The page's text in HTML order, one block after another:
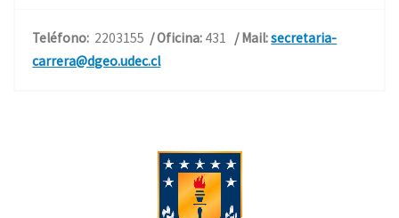
Teléfono: 2203155 / Oficina: 431 / Mail:secretaria-
carrera@dgeo.udec.cl